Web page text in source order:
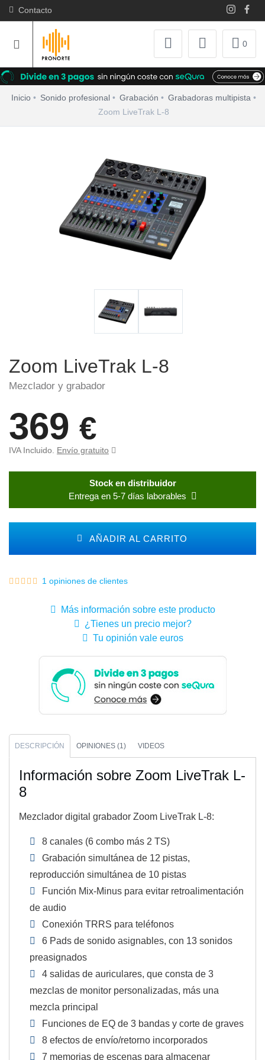
Contacto
0
Inicio Sonido profesional Grabación
Grabadoras multipista
Zoom LiveTrak L-8
Zoom LiveTrak L-8
Mezclador y grabador
369 €
IVA Incluido. Envío gratuito
Stock en distribuidor
Entrega en 5-7 días laborables
AÑADIR AL CARRITO
1 opiniones de clientes
Más información sobre este producto
¿Tienes un precio mejor?
Tu opinión vale euros
DESCRIPCIÓN OPINIONES (1) VIDEOS
Información sobre Zoom LiveTrak L-
8
Mezclador digital grabador Zoom LiveTrak L-8:
8 canales (6 combo más 2 TS)
Grabación simultánea de 12 pistas,
reproducción simultánea de 10 pistas
Función Mix-Minus para evitar retroalimentación
de audio
Conexión TRRS para teléfonos
6 Pads de sonido asignables, con 13 sonidos
preasignados
4 salidas de auriculares, que consta de 3
mezclas de monitor personalizadas, más una
mezcla principal
Funciones de EQ de 3 bandas y corte de graves
8 efectos de envío/retorno incorporados
7 memorias de escenas para almacenar